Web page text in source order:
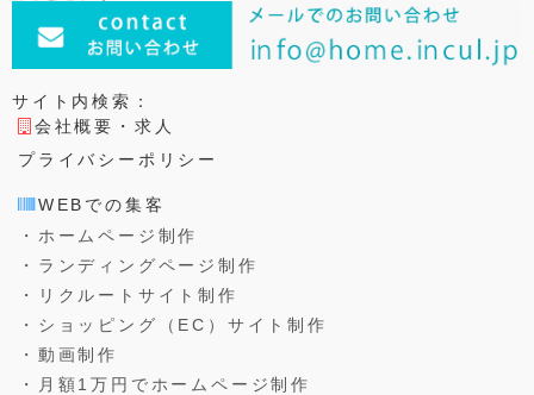
サイト内検索：
会社概要・求人
プライバシーポリシー
WEBでの集客
・ホームページ制作
・ランディングページ制作
・リクルートサイト制作
・ショッピング（EC）サイト制作
・動画制作
・月額1万円でホームページ制作